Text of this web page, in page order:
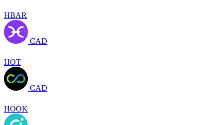
HBAR
CAD
HOT
CAD
HOOK